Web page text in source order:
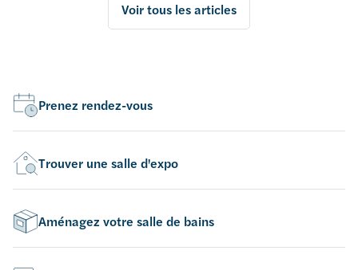
Voir tous les articles
Prenez rendez-vous
Trouver une salle d'expo
Aménagez votre salle de bains